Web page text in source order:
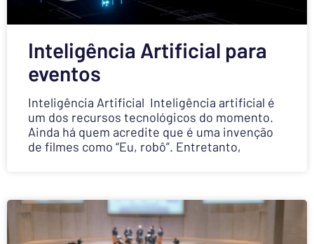
Inteligência Artificial para
eventos
Inteligência Artificial Inteligência artificial é
um dos recursos tecnológicos do momento.
Ainda há quem acredite que é uma invenção
de filmes como “Eu, robô”. Entretanto,